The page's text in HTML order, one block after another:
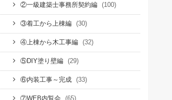
②一級建築士事務所契約編 (100)
③着工から上棟編 (30)
④上棟から木工事編 (32)
⑤DIY塗り壁編 (29)
⑥内装工事～完成 (33)
⑦WEB内覧会 (65)